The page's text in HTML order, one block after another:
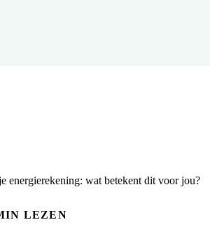
energierekening: wat betekent dit voor jou?
LEZEN